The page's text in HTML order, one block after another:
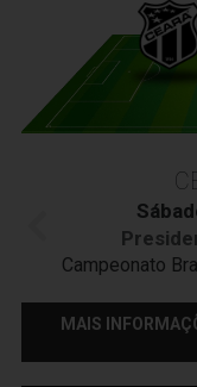
Campeonato
MAIS